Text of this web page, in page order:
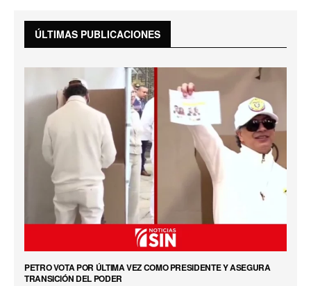
ÚLTIMAS PUBLICACIONES
PETRO VOTA POR ÚLTIMA VEZ COMO PRESIDENTE Y ASEGURA
TRANSICIÓN DEL PODER